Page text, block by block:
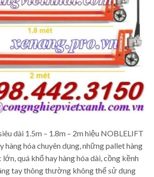
dài 1.5m – 1.8m – 2m hiệu NOBLELIFT
hàng hóa chuyên dụng, những pallet hàng
quá khổ hay hàng hóa dài, cồng kềnh
tay thông thường không thể sử dụng